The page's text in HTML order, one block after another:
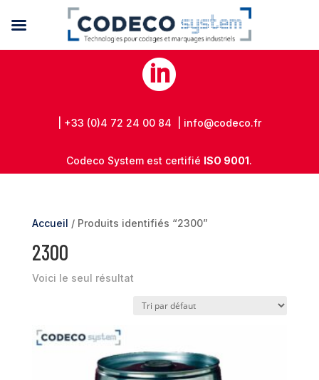

| +33 (0)4 72 24 00 84 | info@codeco.fr
Codeco System est certifié ISO 9001.
Accueil / Produits identifiés “2300”
2300
Voici le seul résultat